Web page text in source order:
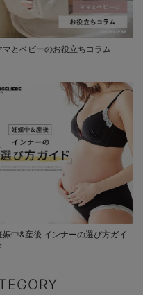
マとベビーのお役立ちコラム
娠中&産後 インナーの選び方ガイ